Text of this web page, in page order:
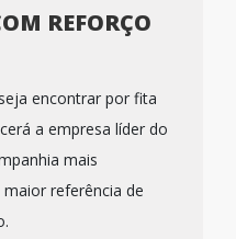
REFORÇO
encontrar por fita
a empresa líder do
mais
referência de